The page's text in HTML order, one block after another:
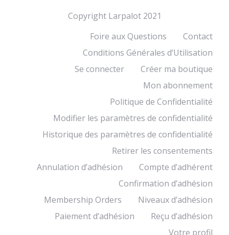
Copyright Larpalot 2021
Foire aux Questions
Contact
Conditions Générales d’Utilisation
Se connecter
Créer ma boutique
Mon abonnement
Politique de Confidentialité
Modifier les paramètres de confidentialité
Historique des paramètres de confidentialité
Retirer les consentements
Annulation d’adhésion
Compte d’adhérent
Confirmation d’adhésion
Membership Orders
Niveaux d’adhésion
Paiement d’adhésion
Reçu d’adhésion
Votre profil